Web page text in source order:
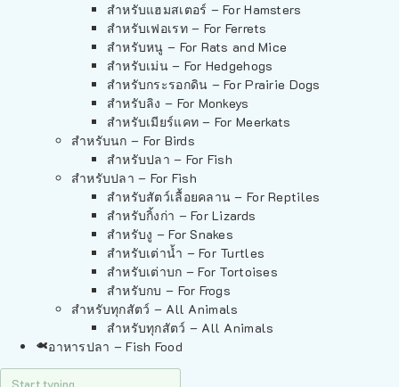
สำหรับแฮมสเตอร์ – For Hamsters
สำหรับเฟอเรท – For Ferrets
สำหรับหนู – For Rats and Mice
สำหรับเม่น – For Hedgehogs
สำหรับกระรอกดิน – For Prairie Dogs
สำหรับลิง – For Monkeys
สำหรับเมียร์แคท – For Meerkats
สำหรับนก – For Birds
สำหรับปลา – For Fish
สำหรับปลา – For Fish
สำหรับสัตว์เลื้อยคลาน – For Reptiles
สำหรับกิ้งก่า – For Lizards
สำหรับงู – For Snakes
สำหรับเต่าน้ำ – For Turtles
สำหรับเต่าบก – For Tortoises
สำหรับกบ – For Frogs
สำหรับทุกสัตว์ – All Animals
สำหรับทุกสัตว์ – All Animals
อาหารปลา – Fish Food